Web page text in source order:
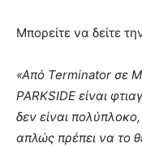
Μπορείτε να δείτε
«Από Terminator σε
PARKSIDE είναι
δεν είναι
απλώς πρέπει να το